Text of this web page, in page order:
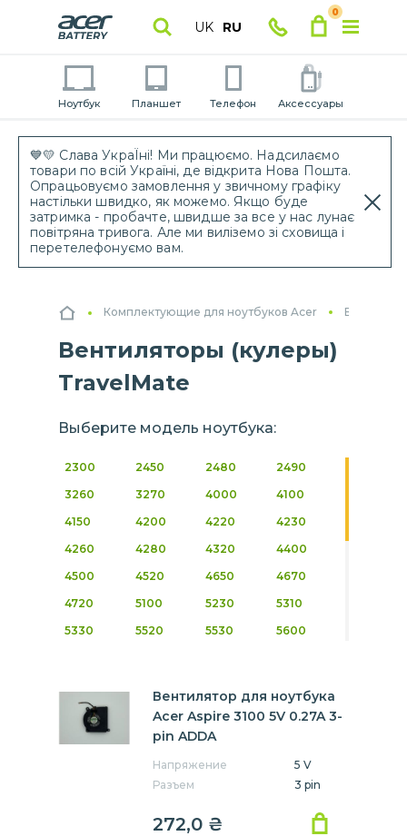
💙💛 Слава УкраЇні! Ми працюємо. Надсилаємо
товари по всій Україні, де відкрита Нова Пошта.
Опрацьовуємо замовлення у звичному графіку
настільки швидко, як можемо. Якщо буде
затримка - пробачте, швидше за все у нас лунає
повітряна тривога. Але ми виліземо зі сховища і
перетелефонуємо вам.
UK RU
0
Ноутбук Планшет Телефон Аксессуары
Комплектующие для ноутбуков Acer
Вентиляторы (кулеры)
TravelMate
Выберите модель ноутбука:
2300 2450 2480
2490
3260
3270 4000
4100
4150
4200 4220
4230
4260
4280 4320
4400
4500
4520 4650
4670
4720
5100 5230
5310
5330
5520 5530
5600
6250
6290 6410
6460
6550 6590
6594 6595
8100
B113 E640
Вентилятор для ноутбука
Acer Aspire 3100 5V 0.27A 3-
pin ADDA
Напряжение
5 V
Разъем
3 pin
272,0 ₴